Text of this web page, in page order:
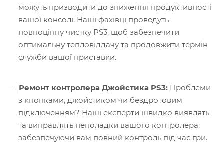
можуть призводити до зниження продуктивності
вашої консолі. Наші фахівці проведуть
повноцінну чистку PS3, щоб забезпечити
оптимальну тепловіддачу та продовжити термін
служби вашої приставки.
Ремонт контролера Джойстика PS3: Проблеми
з кнопками, джойстиком чи бездротовим
підключенням? Наші експерти швидко виявлять
та виправлять неполадки вашого контролера,
забезпечуючи вам повний контроль під час гри.